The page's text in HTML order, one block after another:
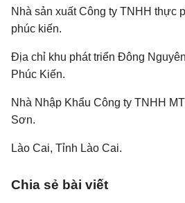
Nhà sản xuất Công ty TNHH thực
phúc kiến.
Địa chỉ khu phát triển Đông
Phúc Kiến.
Nhà Nhập Khẩu Công ty TNHH
Sơn.
Lào Cai, Tỉnh Lào Cai.
Chia sẻ bài viết